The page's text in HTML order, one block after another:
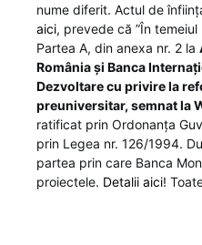
nume diferit. Actul de
aici, prevede că ”În
Partea A, din anexa nr. 2 la
România și Banca
Dezvoltare cu privire la
preuniversitar, semnat la
ratificat prin Ordonanța
prin Legea nr. 126/1994.
partea prin care Banca
proiectele. Detalii aici!